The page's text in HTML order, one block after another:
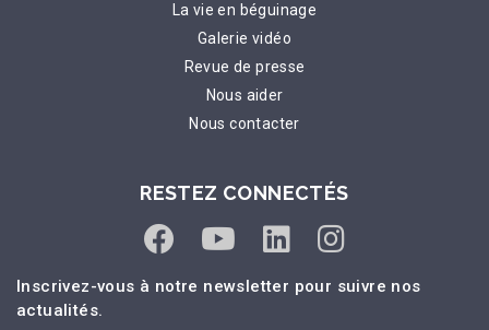
La vie en béguinage
Galerie vidéo
Revue de presse
Nous aider
Nous contacter
RESTEZ CONNECTÉS
Inscrivez-vous à notre newsletter pour suivre nos
actualités.